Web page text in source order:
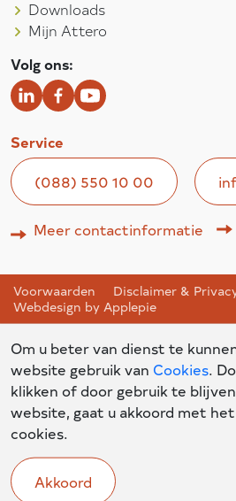
Downloads
Mijn Attero
Volg ons:
Service
(088) 550 10 00
Meer contactinformatie
Voorwaarden Disclaimer &
Webdesign by Applepie
Om u beter van dienst te
website gebruik van Cookies.
klikken of door gebruik te
website, gaat u akkoord met
cookies.
Akkoord